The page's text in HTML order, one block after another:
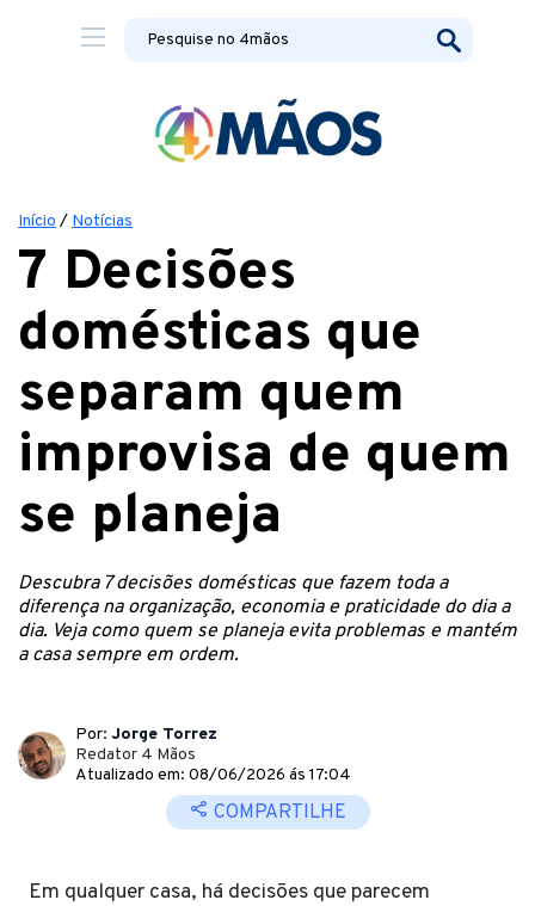
Início / Notícias
7 Decisões
domésticas que
separam quem
improvisa de quem
se planeja
Descubra 7 decisões domésticas que fazem toda a
diferença na organização, economia e praticidade do dia a
dia. Veja como quem se planeja evita problemas e mantém
a casa sempre em ordem.
Por: Jorge Torrez
Redator 4 Mãos
Atualizado em: 08/06/2026 ás 17:04
COMPARTILHE
Em qualquer casa, há decisões que parecem